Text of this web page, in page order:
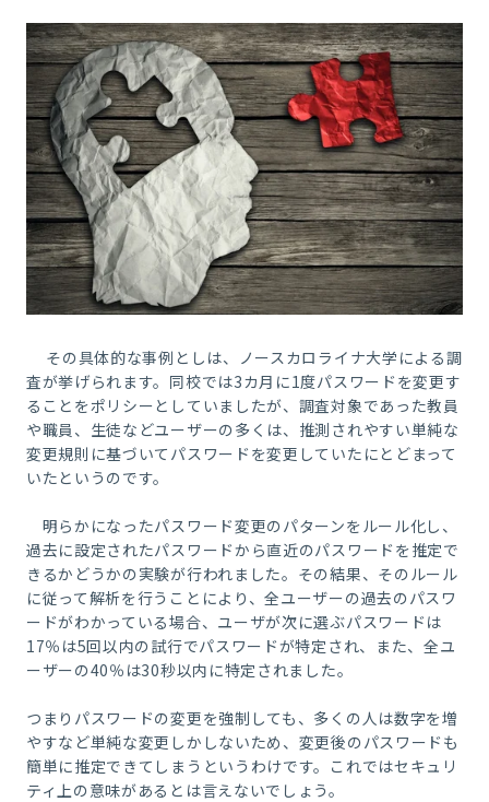
その具体的な事例としは、ノースカロライナ大学による調
査が挙げられます。同校では3カ月に1度パスワードを変更す
ることをポリシーとしていましたが、調査対象であった教員
や職員、生徒などユーザーの多くは、推測されやすい単純な
変更規則に基づいてパスワードを変更していたにとどまって
いたというのです。
明らかになったパスワード変更のパターンをルール化し、
過去に設定されたパスワードから直近のパスワードを推定で
きるかどうかの実験が行われました。その結果、そのルール
に従って解析を行うことにより、全ユーザーの過去のパスワ
ードがわかっている場合、ユーザが次に選ぶパスワードは
17％は5回以内の試行でパスワードが特定され、また、全ユ
ーザーの40％は30秒以内に特定されました。
つまりパスワードの変更を強制しても、多くの人は数字を増
やすなど単純な変更しかしないため、変更後のパスワードも
簡単に推定できてしまうというわけです。これではセキュリ
ティ上の意味があるとは言えないでしょう。